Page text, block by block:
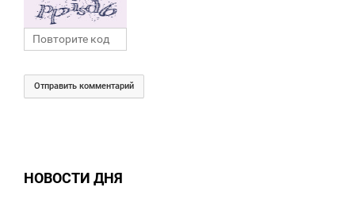
Отправить комментарий
НОВОСТИ ДНЯ